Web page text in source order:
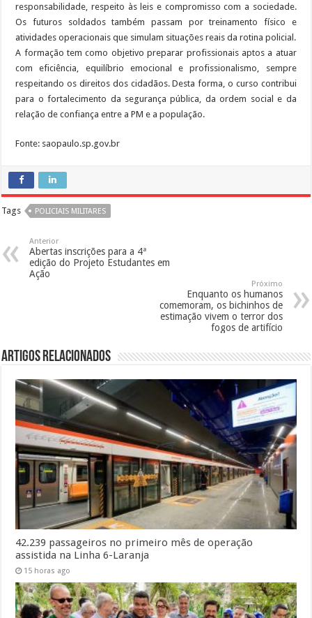
responsabilidade, respeito às leis e compromisso com a sociedade.
Os futuros soldados também passam por treinamento físico e
atividades operacionais que simulam situações reais da rotina policial.
A formação tem como objetivo preparar profissionais aptos a atuar
com eficiência, equilíbrio emocional e profissionalismo, sempre
respeitando os direitos dos cidadãos. Desta forma, o curso contribui
para o fortalecimento da segurança pública, da ordem social e da
relação de confiança entre a PM e a população.
Fonte: saopaulo.sp.gov.br
Tags POLICIAIS MILITARES
Anterior
Abertas inscrições para a 4ª
edição do Projeto Estudantes em
Ação
Próximo
Enquanto os humanos
comemoram, os bichinhos de
estimação vivem o terror dos
fogos de artifício
Artigos Relacionados
42.239 passageiros no primeiro mês de operação
assistida na Linha 6-Laranja
15 horas ago